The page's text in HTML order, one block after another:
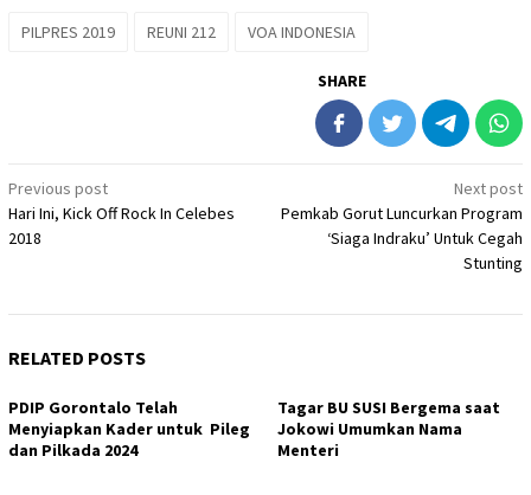
PILPRES 2019 REUNI 212 VOA INDONESIA
SHARE
Post
navigation
Previous post
Hari Ini, Kick Off Rock In Celebes
2018
Next post
Pemkab Gorut Luncurkan Program
‘Siaga Indraku’ Untuk Cegah
Stunting
RELATED POSTS
PDIP Gorontalo Telah
Menyiapkan Kader untuk Pileg
dan Pilkada 2024
Tagar BU SUSI Bergema saat
Jokowi Umumkan Nama
Menteri